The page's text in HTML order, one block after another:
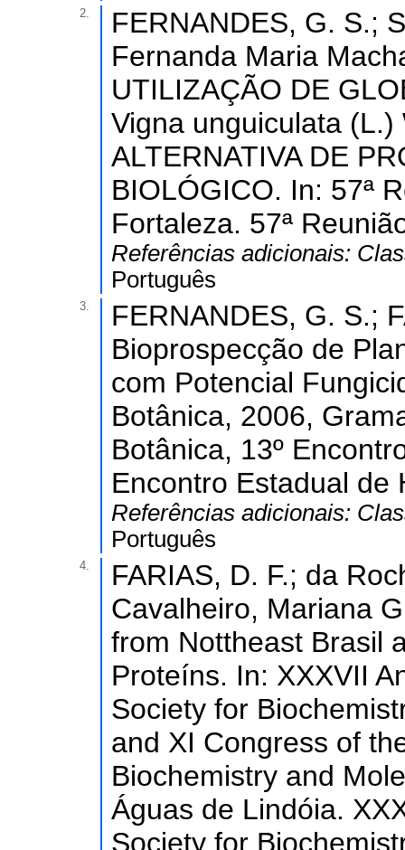
2.
FERNANDES, G. S.;
Fernanda Maria
UTILIZAÇÃO DE
Vigna unguiculata
ALTERNATIVA DE
BIOLÓGICO. In: 57ª
Fortaleza. 57ª
Referências adicionais:
Português
3.
FERNANDES, G. S.;
Bioprospecção de
com Potencial
Botânica, 2006,
Botânica, 13º
Encontro Estadual de
Referências adicionais:
Português
4.
FARIAS, D. F.; da
Cavalheiro, Mariana
from Nottheast Brasil
Proteíns. In: XXXVII
Society for
and XI Congress of
Biochemistry and
Águas de Lindóia.
Society for